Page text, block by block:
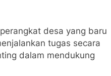
desa yang baru
tugas secara
dalam mendukung